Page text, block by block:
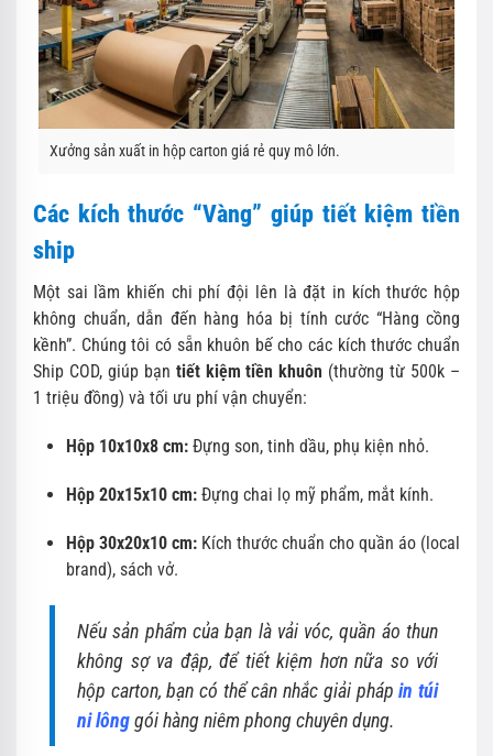
Xưởng sản xuất in hộp carton giá rẻ quy mô lớn.
Các kích thước “Vàng” giúp tiết kiệm tiền
ship
Một sai lầm khiến chi phí đội lên là đặt in kích thước hộp
không chuẩn, dẫn đến hàng hóa bị tính cước “Hàng cồng
kềnh”. Chúng tôi có sẵn khuôn bế cho các kích thước chuẩn
Ship COD, giúp bạn tiết kiệm tiền khuôn (thường từ 500k –
1 triệu đồng) và tối ưu phí vận chuyển:
Hộp 10x10x8 cm: Đựng son, tinh dầu, phụ kiện nhỏ.
Hộp 20x15x10 cm: Đựng chai lọ mỹ phẩm, mắt kính.
Hộp 30x20x10 cm: Kích thước chuẩn cho quần áo (local
brand), sách vở.
Nếu sản phẩm của bạn là vải vóc, quần áo thun
không sợ va đập, để tiết kiệm hơn nữa so với
hộp carton, bạn có thể cân nhắc giải phápin túi
ni lônggói hàng niêm phong chuyên dụng.